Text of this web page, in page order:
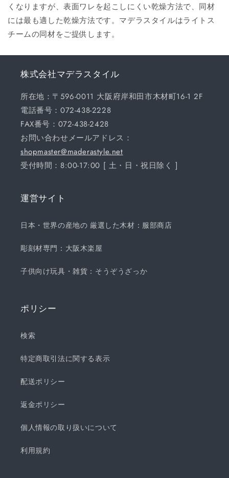
くなりますが、表面ワレを起こしにくい乾燥方法で、同材
には最も適した乾燥方法です。マデラスタイルはライトス
チームの同材をご提供します。
株式会社マデラスタイル
所在地：〒596-0011 大阪府岸和田市木材町16-1 2F
電話番号：072-438-2228
FAX番号：072-438-2428
お問い合わせメールアドレス：
shopmaster@maderastyle.net
受付時間：8:00-17:00 [ 土・日・祝日除く ]
運営サイト
日本・世界の産地の 厳選した木材：服部商店
彫刻材専門：大阪木楽屋
子供向け玩具・雑貨：そうぞうざっか
ポリシー
検索
特定商取引法に関する表示
配送ポリシー
返金ポリシー
個人情報の取り扱いについて
利用規約